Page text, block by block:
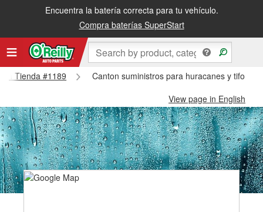
Encuentra la batería correcta para tu vehículo.
Compra baterías SuperStart
Tienda #1189
Canton suministros para huracanes y tifones
View page in English